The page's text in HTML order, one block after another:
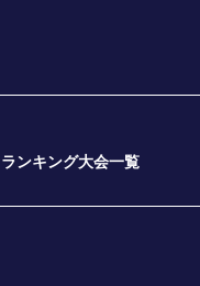
ランキング大会一覧